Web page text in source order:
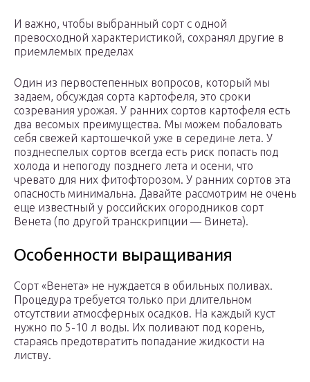
И важно, чтобы выбранный сорт с одной
превосходной характеристикой, сохранял другие в
приемлемых пределах
Один из первостепенных вопросов, который мы
задаем, обсуждая сорта картофеля, это сроки
созревания урожая. У ранних сортов картофеля есть
два весомых преимущества. Мы можем побаловать
себя свежей картошечкой уже в середине лета. У
позднеспелых сортов всегда есть риск попасть под
холода и непогоду позднего лета и осени, что
чревато для них фитофторозом. У ранних сортов эта
опасность минимальна. Давайте рассмотрим не очень
еще известный у российских огородников сорт
Венета (по другой транскрипции — Винета).
Особенности выращивания
Сорт «Венета» не нуждается в обильных поливах.
Процедура требуется только при длительном
отсутствии атмосферных осадков. На каждый куст
нужно по 5-10 л воды. Их поливают под корень,
стараясь предотвратить попадание жидкости на
листву.